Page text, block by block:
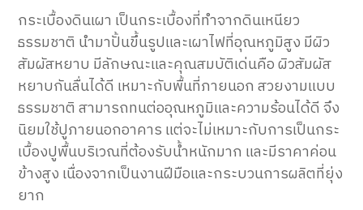
กระเบื้องดินเผา เป็นกระเบื้องที่ทำจากดินเหนียว
ธรรมชาติ นำมาปั้นขึ้นรูปและเผาไฟที่อุณหภูมิสูง มีผิว
สัมผัสหยาบ มีลักษณะและคุณสมบัติเด่นคือ ผิวสัมผัส
หยาบกันลื่นได้ดี เหมาะกับพื้นที่ภายนอก สวยงามแบบ
ธรรมชาติ สามารถทนต่ออุณหภูมิและความร้อนได้ดี จึง
นิยมใช้ปูภายนอกอาคาร แต่จะไม่เหมาะกับการเป็นกระ
เบื้องปูพื้นบริเวณที่ต้องรับน้ำหนักมาก และมีราคาค่อน
ข้างสูง เนื่องจากเป็นงานฝีมือและกระบวนการผลิตที่ยุ่ง
ยาก